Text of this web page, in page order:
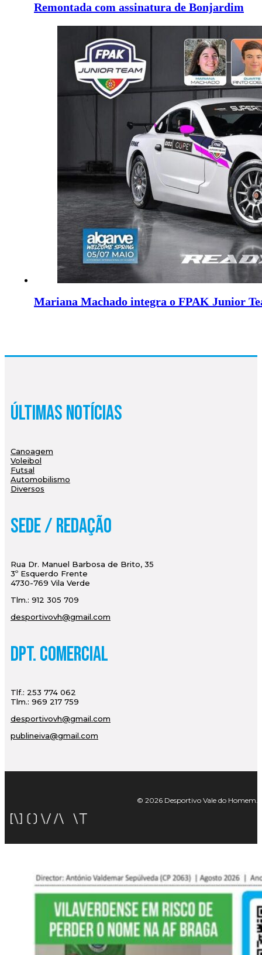
Remontada com assinatura de Bonjardim
Mariana Machado integra o FPAK Junior
Últimas Notícias
Canoagem
Voleibol
Futsal
Automobilismo
Diversos
Sede / Redação
Rua Dr. Manuel Barbosa de Brito, 35
3º Esquerdo Frente
4730-769 Vila Verde
Tlm.: 912 305 709
desportivovh@gmail.com
Dpt. Comercial
Tlf.: 253 774 062
Tlm.: 969 217 759
desportivovh@gmail.com
publineiva@gmail.com
© 2026 Desportivo Vale do Homem.